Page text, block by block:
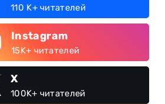
110 K+ читателей
Instagram
15K+ читателей
X
100K+ читателей